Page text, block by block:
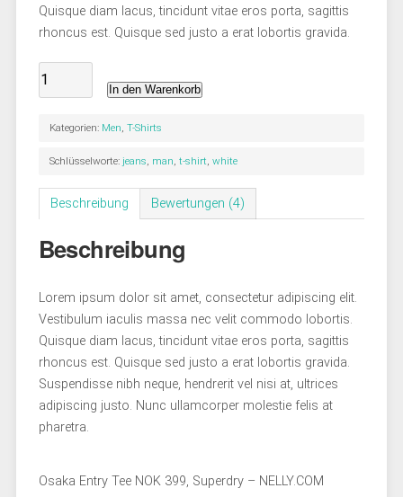
Quisque diam lacus, tincidunt vitae eros porta, sagittis
rhoncus est. Quisque sed justo a erat lobortis gravida.
In den Warenkorb
Kategorien: Men T-Shirts
Schlüsselworte: jeans man t-shirt white
Beschreibung Bewertungen (4)
Beschreibung
Lorem ipsum dolor sit amet, consectetur adipiscing elit.
Vestibulum iaculis massa nec velit commodo lobortis.
Quisque diam lacus, tincidunt vitae eros porta, sagittis
rhoncus est. Quisque sed justo a erat lobortis gravida.
Suspendisse nibh neque, hendrerit vel nisi at, ultrices
adipiscing justo. Nunc ullamcorper molestie felis at
pharetra.
Osaka Entry Tee NOK 399, Superdry – NELLY.COM